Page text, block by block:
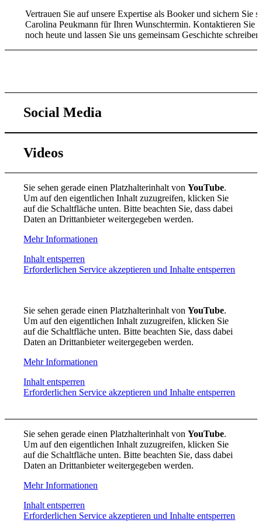
Vertrauen Sie auf unsere Expertise als Booker und sichern Sie
Carolina Peukmann für Ihren Wunschtermin. Kontaktieren Sie
noch heute und lassen Sie uns gemeinsam Geschichte
Social Media
Videos
Sie sehen gerade einen Platzhalterinhalt vonYouTube.
Um auf den eigentlichen Inhalt zuzugreifen, klicken Sie
auf die Schaltfläche unten. Bitte beachten Sie, dass dabei
Daten an Drittanbieter weitergegeben werden.
Mehr Informationen
Inhalt entsperren
Erforderlichen Service akzeptieren und Inhalte entsperren
Sie sehen gerade einen Platzhalterinhalt vonYouTube.
Um auf den eigentlichen Inhalt zuzugreifen, klicken Sie
auf die Schaltfläche unten. Bitte beachten Sie, dass dabei
Daten an Drittanbieter weitergegeben werden.
Mehr Informationen
Inhalt entsperren
Erforderlichen Service akzeptieren und Inhalte entsperren
Sie sehen gerade einen Platzhalterinhalt vonYouTube.
Um auf den eigentlichen Inhalt zuzugreifen, klicken Sie
auf die Schaltfläche unten. Bitte beachten Sie, dass dabei
Daten an Drittanbieter weitergegeben werden.
Mehr Informationen
Inhalt entsperren
Erforderlichen Service akzeptieren und Inhalte entsperren